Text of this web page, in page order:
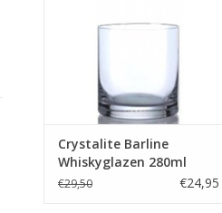
Crystalite Barline
Whiskyglazen 280ml
€29,50 €24,95